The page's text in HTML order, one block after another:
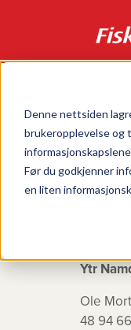
Denne nettsiden
brukeropplevelse og
Før du godkjenner
en liten
Ytr
Ole
48 94